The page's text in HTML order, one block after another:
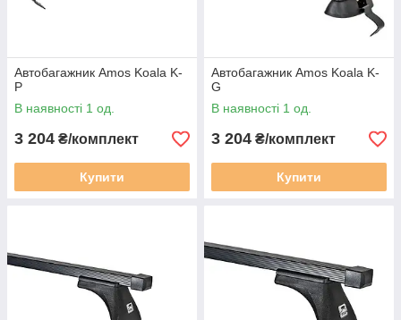
Автобагажник Amos Koala K-
P
В наявності 1 од.
3 204 ₴/комплект
Купити
Автобагажник Amos Koala K-
G
В наявності 1 од.
3 204 ₴/комплект
Купити